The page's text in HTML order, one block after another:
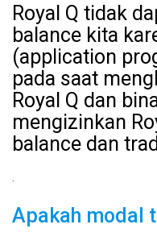
Royal Q tidak
balance kita
(application
pada saat
Royal Q dan
mengizinkan
balance dan
.
Apakah modal